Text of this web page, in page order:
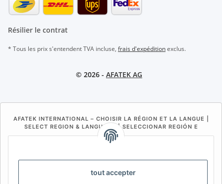
tout accepter
Résilier le contrat
* Tous les prix s'entendent TVA incluse, frais d'expéditionexclus.
© 2026 - AFATEK AG
AFATEK INTERNATIONAL – CHOISIR LA RÉGION ET LA LANGUE |
SELECT REGION & LANGUAGE | SELECCIONAR REGIÓN E
IDIOMA
BE (NL) BE (FR)